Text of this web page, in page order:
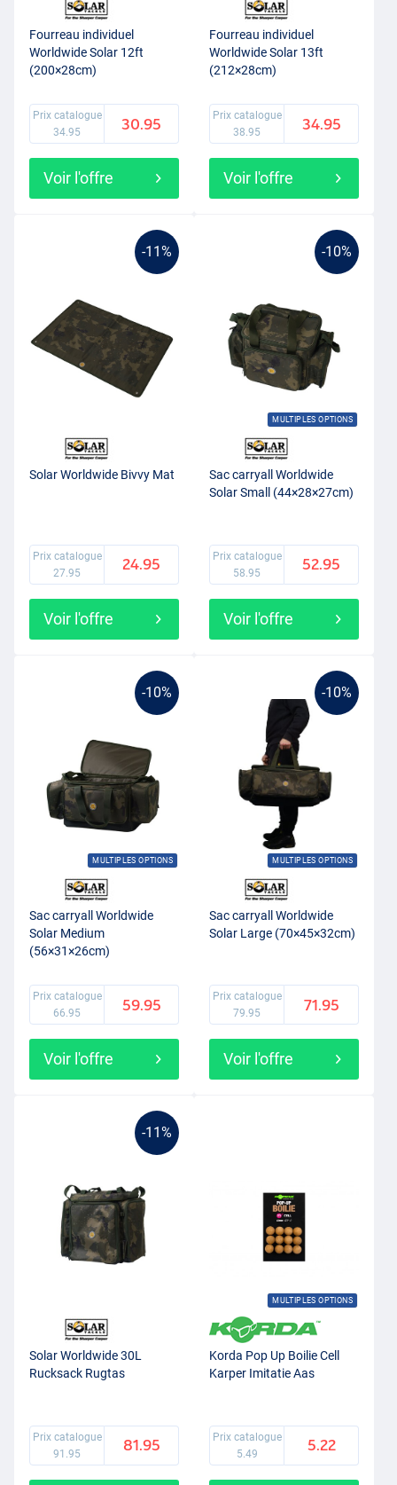
Fourreau individuel
Worldwide Solar 12ft
(200×28cm)
Prix catalogue
34.95
30.95
Voir l'offre
Fourreau individuel
Worldwide Solar 13ft
(212×28cm)
Prix catalogue
38.95
34.95
Voir l'offre
-11%
Solar Worldwide Bivvy Mat
Prix catalogue
27.95
24.95
Voir l'offre
-10%
MULTIPLES OPTIONS
Sac carryall Worldwide
Solar Small (44×28×27cm)
Prix catalogue
58.95
52.95
Voir l'offre
-10%
MULTIPLES OPTIONS
Sac carryall Worldwide
Solar Medium
(56×31×26cm)
Prix catalogue
66.95
59.95
Voir l'offre
-10%
MULTIPLES OPTIONS
Sac carryall Worldwide
Solar Large (70×45×32cm)
Prix catalogue
79.95
71.95
Voir l'offre
-11%
Solar Worldwide 30L
Rucksack Rugtas
Prix catalogue
91.95
81.95
MULTIPLES OPTIONS
Korda Pop Up Boilie Cell
Karper Imitatie Aas
Prix catalogue
5.49
5.22